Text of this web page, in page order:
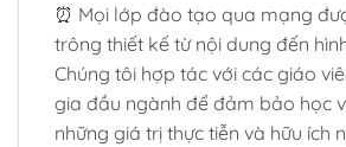
⏰ Mọi lớp đào tạo qua mạng
trông thiết kế từ nội dung đến
Chúng tôi hợp tác với các giáo
gia đầu ngành để đảm bảo học
những giá trị thực tiễn và hữu ích